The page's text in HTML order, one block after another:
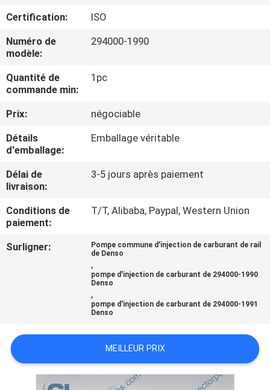
À
PROPOS
DE
NOUS
VISITE
DE
L'USINE
DE
LA
DEVIS
PLAN
Certification:
ISO
Numéro de
modèle:
294000-1990
Quantité de
commande min:
1pc
Prix:
négociable
Détails
d'emballage:
Emballage véritable
Délai de
livraison:
3-5 jours après paiement
Conditions de
paiement:
T/T, Alibaba, Paypal, Western Union
Surligner:
Pompe commune d'injection de carburant de rail
de Denso
,
pompe d'injection de carburant de 294000-1990
Denso
,
pompe d'injection de carburant de 294000-1991
Denso
MEILLEUR PRIX